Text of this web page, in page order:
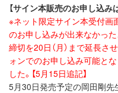
【サイン本販売のお申し込
※ネット限定サイン本受付画
のお申し込みが出来なかっ
締切を20日（月）まで延長さ
ォンでのお申し込み可能と
した。【5月15日追記】
5月30日発売予定の岡田剛先